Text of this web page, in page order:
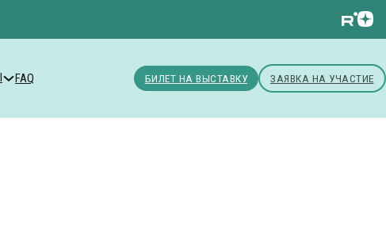
FAQ БИЛЕТ НА ВЫСТАВКУ ЗАЯВКА НА УЧАСТИЕ